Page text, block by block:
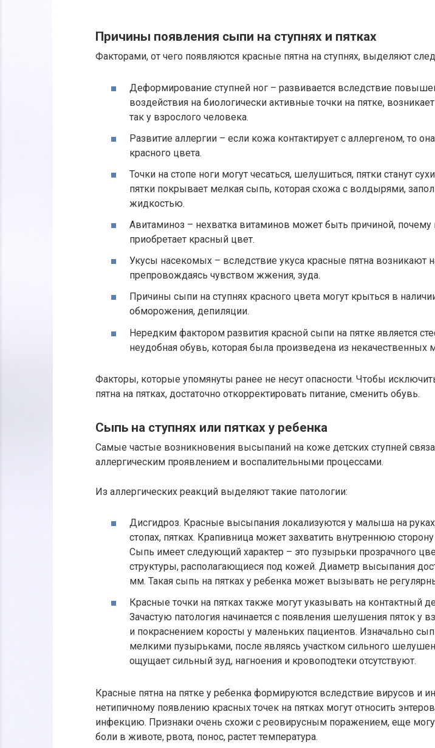
Причины появления сыпи на ступнях и пятках
Факторами, от чего появляются красные пятна на ступнях, выделяют
Деформирование ступней ног – развивается вследствие
воздействия на биологически активные точки на пятке,
так у взрослого человека.
Развитие аллергии – если кожа контактирует с аллергеном, то
красного цвета.
Точки на стопе ноги могут чесаться, шелушиться, пятки станут
пятки покрывает мелкая сыпь, которая схожа с волдырями,
жидкостью.
Авитаминоз – нехватка витаминов может быть причиной, почему
приобретает красный цвет.
Укусы насекомых – вследствие укуса красные пятна возникают
препровождаясь чувством жжения, зуда.
Причины сыпи на ступнях красного цвета могут крыться в
обморожения, депиляции.
Нередким фактором развития красной сыпи на пятке является
неудобная обувь, которая была произведена из некачественных
Факторы, которые упомянуты ранее не несут опасности. Чтобы
пятна на пятках, достаточно откорректировать питание, сменить обувь.
Сыпь на ступнях или пятках у ребенка
Самые частые возникновения высыпаний на коже детских ступней
аллергическим проявлением и воспалительными процессами.
Из аллергических реакций выделяют такие патологии:
Дисгидроз. Красные высыпания локализуются у малыша на
стопах, пятках. Крапивница может захватить внутреннюю
Сыпь имеет следующий характер – это пузырьки прозрачного
структуры, располагающиеся под кожей. Диаметр высыпания
мм. Такая сыпь на пятках у ребенка может вызывать не
Красные точки на пятках также могут указывать на контактный
Зачастую патология начинается с появления шелушения пяток у
и покраснением коросты у маленьких пациентов. Изначально
мелкими пузырьками, после являясь участком сильного
ощущает сильный зуд, нагноения и кровоподтеки отсутствуют.
Красные пятна на пятке у ребенка формируются вследствие вирусов и
нетипичному появлению красных точек на пятках могут относить
инфекцию. Признаки очень схожи с реовирусным поражением, еще
боли в животе, рвота, понос, растет температура.